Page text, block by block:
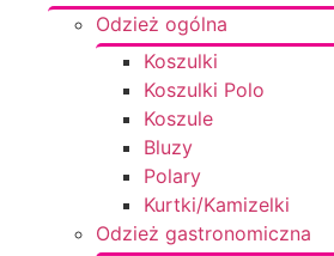
Odzież ogólna
Koszulki
Koszulki Polo
Koszule
Bluzy
Polary
Kurtki/Kamizelki
Odzież gastronomiczna